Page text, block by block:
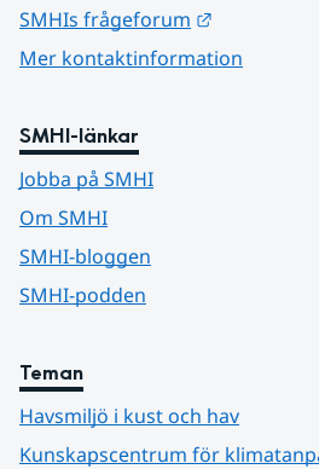
SMHIs frågeforum
Mer kontaktinformation
SMHI-länkar
Jobba på SMHI
Om SMHI
SMHI-bloggen
SMHI-podden
Teman
Havsmiljö i kust och hav
Kunskapscentrum för